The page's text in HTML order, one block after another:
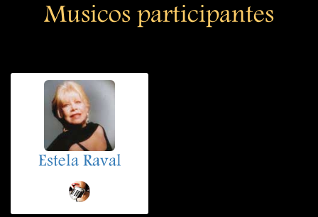
Musicos participantes
Estela Raval